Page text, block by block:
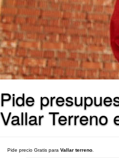
Pide
Vallar Terreno
Pide precio Gratis para Vallar terreno